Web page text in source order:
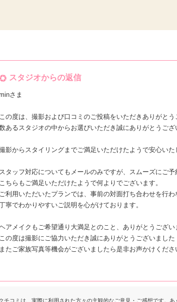
スタジオからの返信
さま
この度は、撮影および口コミのご投稿をいただきありがとう
あるスタジオの中からお選びいただき誠にありがとうござ
影からスタイリングまでご満足いただけたようで安心いた
スタッフ対応についてもメールのみですが、スムーズにご予
こちらもご満足いただけたようで何よりでございます。
ご利用いただいたプランでは、事前の対面打ち合わせを行わ
寧でわかりやすいご説明を心がけております。
アメイクもご希望通り大満足とのこと、ありがとうござい
この度は撮影にご協力いただき誠にありがとうございました
またご家族写真等機会がございましたら是非お声かけくださ
チコミは、実際に利用された方々の主観的なご意見・ご感想です。